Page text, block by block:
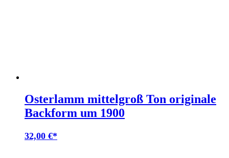
Osterlamm mittelgroß Ton originale
Backform um 1900
32,00 €